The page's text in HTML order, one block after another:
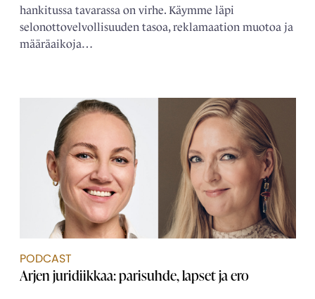
hankitussa tavarassa on virhe. Käymme läpi
selonottovelvollisuuden tasoa, reklamaation muotoa ja
määräaikoja…
PODCAST
Arjen juridiikkaa: parisuhde, lapset ja ero